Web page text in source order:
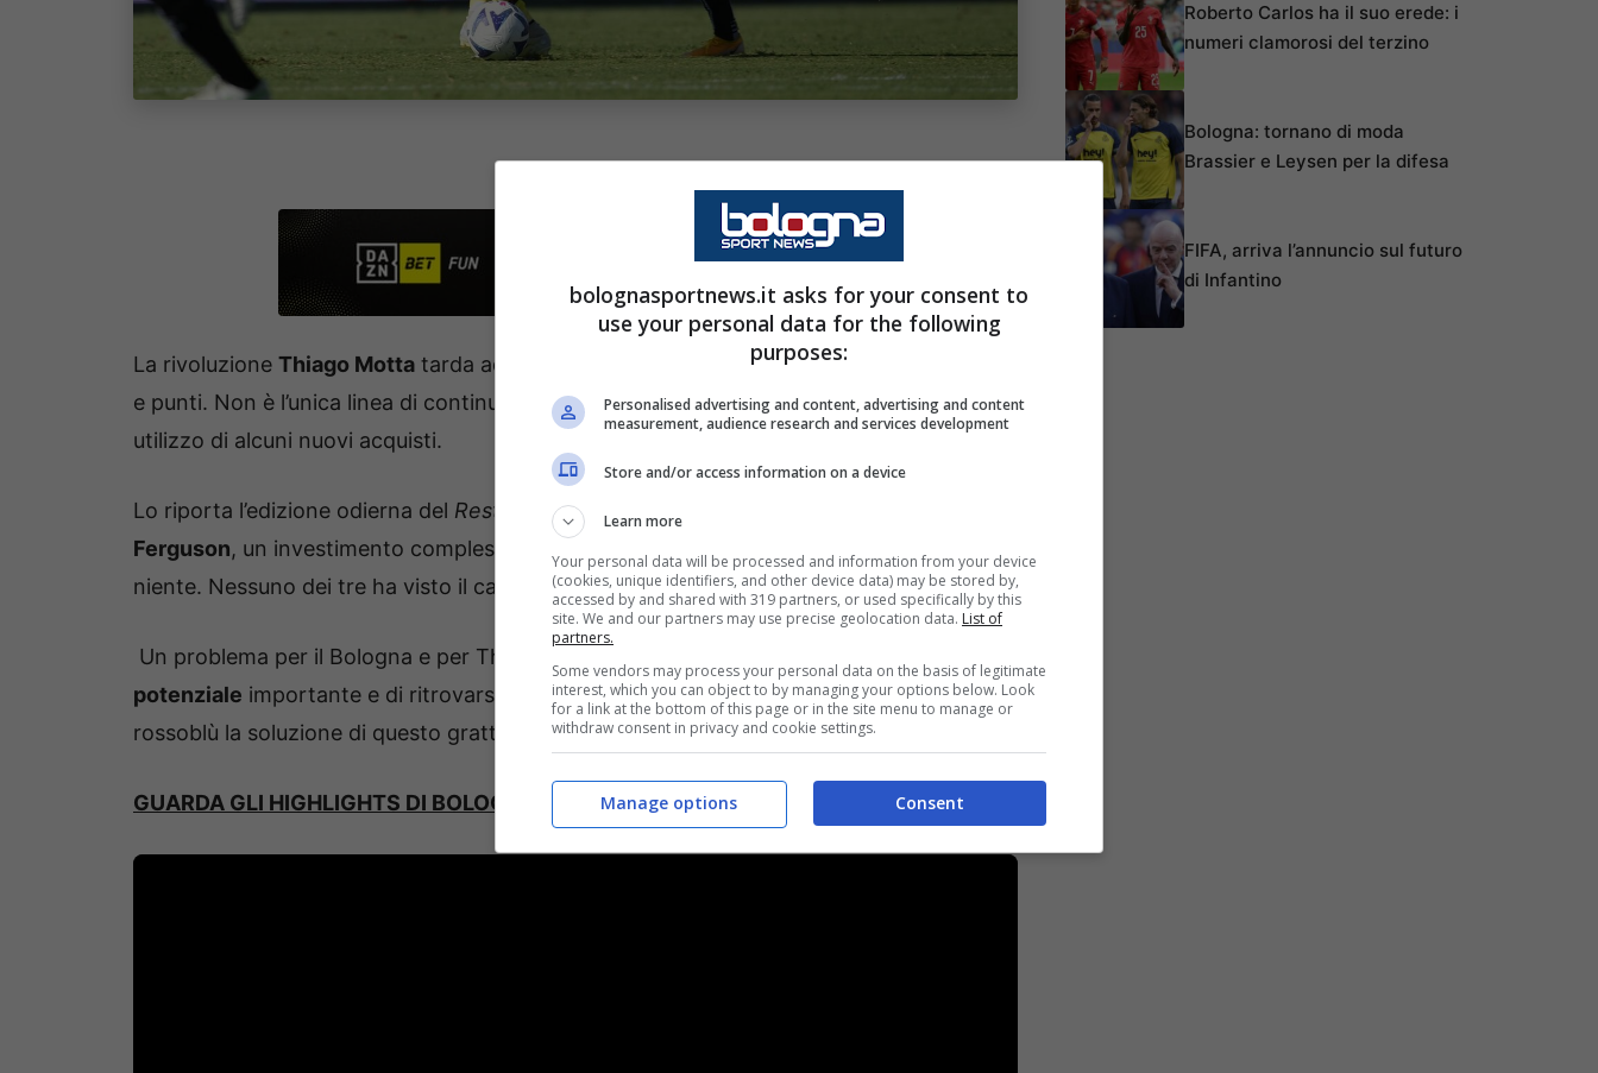
La rivoluzione Thiago Motta tarda ad arrivare, incagliata tra le difficoltà di trovare gioco
e punti. Non è l’unica linea di continuità con la gestioneMihajlovic: c’è anche lo scarso
utilizzo di alcuni nuovi acquisti.
Lo riporta l’edizione odierna del Resto del Carlino
Ferguson, un investimento complessivo di
niente. Nessuno dei tre ha visto il campo contro laJuventus .
Un problema per il Bologna e per Thiago Motta. Il rischio è di sprecare un
potenziale importante e di ritrovarsi in squadra giocatori insoddisfatti. All’allenatore
rossoblù la soluzione di questo grattacapo.
GUARDA GLI HIGHLIGHTS DI BOLOGNA-JUVENTUS
Roberto Carlos ha il suo erede: i
numeri clamorosi del terzino
Bologna: tornano di moda
Brassier e Leysen per la difesa
FIFA, arriva l’annuncio sul futuro
di Infantino
bolognasportnews.it asks for your consent to
use your personal data for the following
purposes:
Personalised advertising and content, advertising and content
measurement, audience research and services development
Store and/or access information on a device
Learn more
Your personal data will be processed and information from your device
(cookies, unique identifiers, and other device data) may be stored by,
accessed by and shared with 319 partners, or used specifically by this
site. We and our partners may use precise geolocation data. List of
partners.
Some vendors may process your personal data on the basis of legitimate
interest, which you can object to by managing your options below. Look
for a link at the bottom of this page or in the site menu to manage or
withdraw consent in privacy and cookie settings.
Consent
Manage options